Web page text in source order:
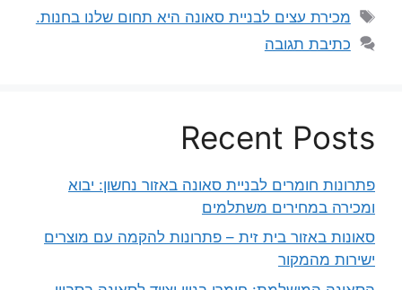
תגיות
מכירת עצים לבניית סאונה היא תחום שלנו בחנות.
כתיבת תגובה
Recent Posts
פתרונות חומרים לבניית סאונה באזור נחשון: יבוא
ומכירה במחירים משתלמים
סאונות באזור בית זית – פתרונות להקמה עם מוצרים
ישירות מהמקור